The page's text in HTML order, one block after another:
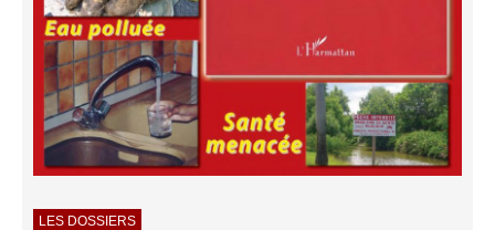
LES DOSSIERS